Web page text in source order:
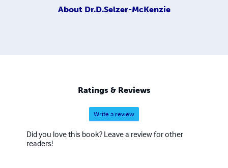
About Dr.D.Selzer-McKenzie
Ratings & Reviews
Write a review
Did you love this book? Leave a review for other
readers!